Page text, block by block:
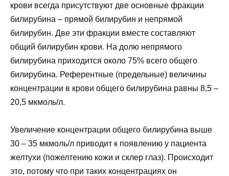
крови всегда присутствуют две основные фракции
билирубина – прямой билирубин и непрямой
билирубин. Две эти фракции вместе составляют
общий билирубин крови. На долю непрямого
билирубина приходится около 75% всего общего
билирубина. Референтные (предельные) величины
концентрации в крови общего билирубина равны 8,5 –
20,5 мкмоль/л.
Увеличение концентрации общего билирубина выше
30 – 35 мкмоль/л приводит к появлению у пациента
желтухи (пожелтению кожи и склер глаз). Происходит
это, потому что при таких концентрациях он